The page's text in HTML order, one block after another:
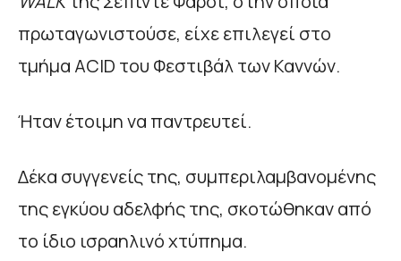
πρωταγωνιστούσε, είχε επιλεγεί στο
τμήμα ACID του Φεστιβάλ των Καννών.
Ήταν έτοιμη να παντρευτεί.
Δέκα συγγενείς της, συμπεριλαμβανομένης
της εγκύου αδελφής της, σκοτώθηκαν από
το ίδιο ισραηλινό χτύπημα.